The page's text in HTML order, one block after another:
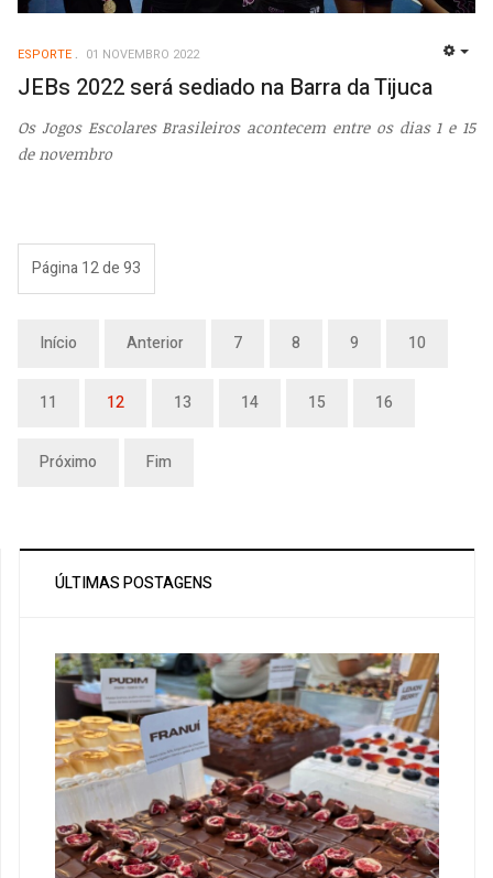
ESPORTE 01 NOVEMBRO 2022
JEBs 2022 será sediado na Barra da Tijuca
Os Jogos Escolares Brasileiros acontecem entre os dias 1 e 15
de novembro
Página 12 de 93
Início Anterior 7 8 9 10
11 12 13 14 15 16
Próximo Fim
ÚLTIMAS POSTAGENS